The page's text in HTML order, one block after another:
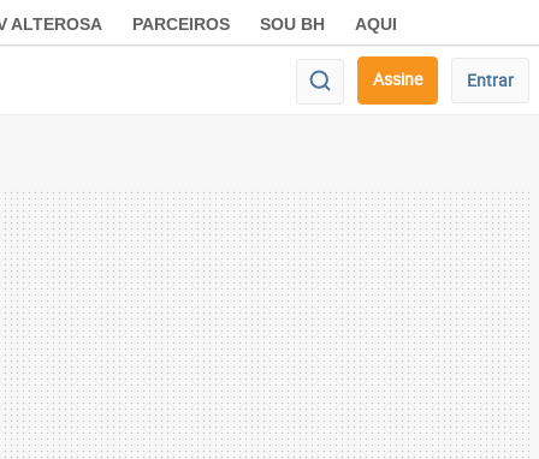
ALTEROSA PARCEIROS SOU BH AQUI
Assine Entrar